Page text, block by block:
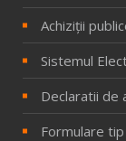
Achiziţii
Sistemul
Declaratii de
Formulare tip